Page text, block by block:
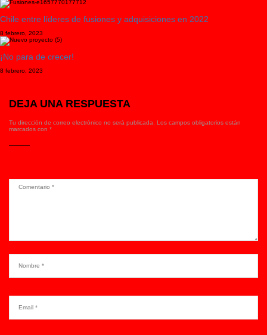
Chile entre líderes de fusiones y adquisiciones en 2022
8 febrero, 2023
¡No para de crecer!
8 febrero, 2023
DEJA UNA RESPUESTA
Tu dirección de correo electrónico no será publicada.
Los campos obligatorios están
marcados con *